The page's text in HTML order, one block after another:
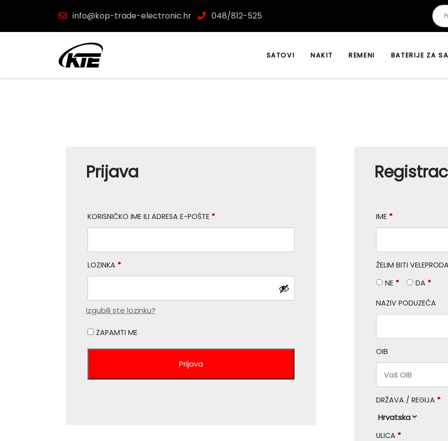
info@kop-trade-electronic.hr 048/812-525
SATOVI NAKIT REMENI BATERIJE ZA
Prijava
KORISNIČKO IME ILI ADRESA E-POŠTE *
LOZINKA *
Izgubili ste lozinku?
ZAPAMTI ME
Prijava
IME *
ŽELIM BITI
NE * DA *
NAZIV PODUZEĆA
OIB
DRŽAVA / REGIJA *
ULICA *